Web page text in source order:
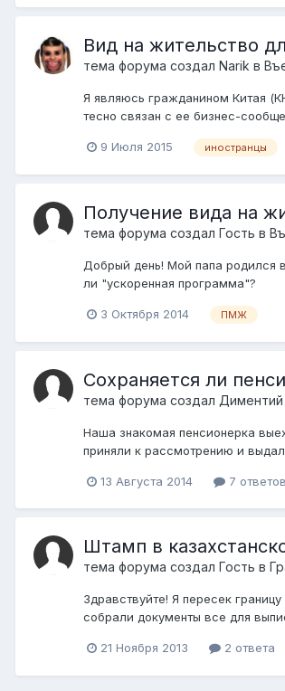
Вид на жительство
тема форума создал Narik в
Я являюсь гражданином Китая
тесно связан с ее бизнес-
9 Июля 2015 иностранцы
Получение вида на
тема форума создал Гость в
Добрый день! Мой папа родился
ли "ускоренная программа"?
3 Октября 2014 ПМЖ
Сохраняется ли
тема форума создал Диментий
Наша знакомая пенсионерка
приняли к рассмотрению и
13 Августа 2014 7 ответов
Штамп в
тема форума создал Гость в
Здравствуйте! Я пересек
собрали документы все для
21 Ноября 2013 2 ответа